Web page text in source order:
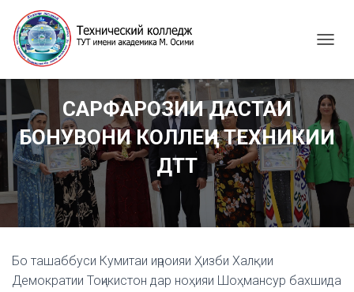
G
G
L
E
N
I
N
САРФАРОЗИИ ДАСТАИ
БОНУВОНИ КОЛЛЕҶИ ТЕХНИКИИ
ДТТ
Бо ташаббуси Кумитаи иҷроияи Ҳизби Халқии
Демократии Тоҷикистон дар ноҳияи Шоҳмансур бахшида